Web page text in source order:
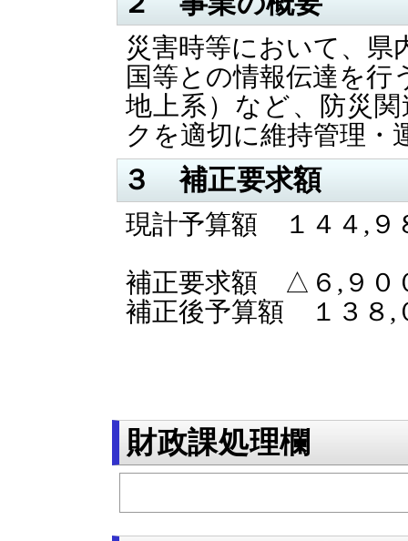
災害時等において、県
国等との情報伝達を行
地上系）など、防災
クを適切に維持管理・
３ 補正要求額
現計予算額 １４４,９
補正要求額 △６,９０
補正後予算額 １３８,
財政課処理欄